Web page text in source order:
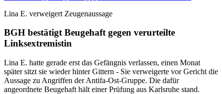
Lina E. verweigert Zeugenaussage
BGH bestätigt Beugehaft gegen verurteilte
Linksextremistin
Lina E. hatte gerade erst das Gefängnis verlassen, einen Monat
später sitzt sie wieder hinter Gittern - Sie verweigerte vor Gericht die
Aussage zu Angriffen der Antifa-Ost-Gruppe. Die dafür
angeordnete Beugehaft hält einer Prüfung aus Karlsruhe stand.